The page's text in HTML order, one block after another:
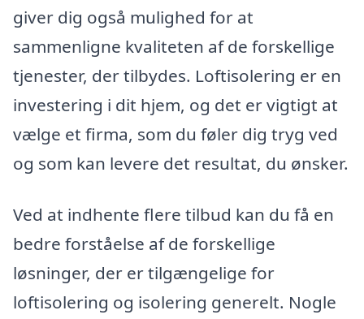
giver dig også mulighed for at
sammenligne kvaliteten af de forskellige
tjenester, der tilbydes. Loftisolering er en
investering i dit hjem, og det er vigtigt at
vælge et firma, som du føler dig tryg ved
og som kan levere det resultat, du ønsker.
Ved at indhente flere tilbud kan du få en
bedre forståelse af de forskellige
løsninger, der er tilgængelige for
loftisolering og isolering generelt. Nogle